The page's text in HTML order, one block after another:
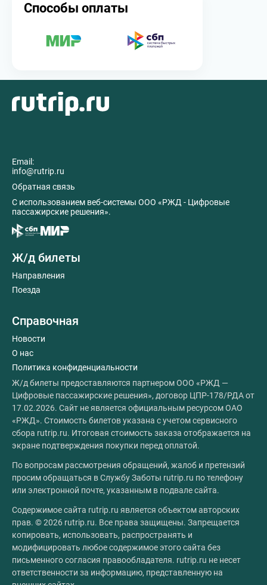
Способы оплаты
Email:
info@rutrip.ru
Обратная связь
C использованием веб-системы ООО «РЖД - Цифровые
пассажирские решения».
Ж/д билеты
Направления
Поезда
Справочная
Новости
О нас
Политика конфиденциальности
Ж/д билеты предоставляются партнером ООО «РЖД —
Цифровые пассажирские решения», договор ЦПР-178/РДА от
17.02.2026. Сайт не является официальным ресурсом ОАО
«РЖД». Стоимость билетов указана с учетом сервисного
сбора rutrip.ru. Итоговая стоимость заказа отображается на
экране подтверждения покупки перед оплатой.
По вопросам рассмотрения обращений, жалоб и претензий
просим обращаться в Службу Заботы rutrip.ru по телефону
или электронной почте, указанным в подвале сайта.
Содержимое сайта rutrip.ru является объектом авторских
прав. © 2026 rutrip.ru. Все права защищены. Запрещается
копировать, использовать, распространять и
модифицировать любое содержимое этого сайта без
письменного согласия правообладателя. rutrip.ru не несет
ответственности за информацию, представленную на